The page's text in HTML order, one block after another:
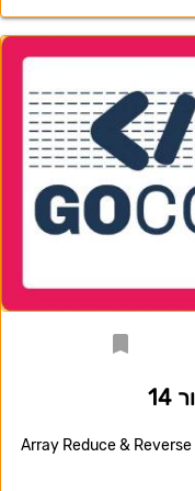
JavaScript - מתודות של מערכים: Array Reduce & Reverse